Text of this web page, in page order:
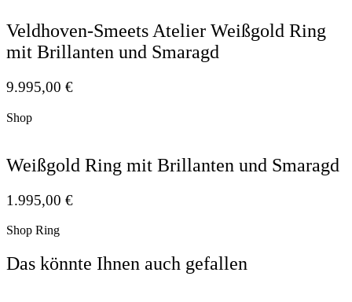
Veldhoven-Smeets Atelier Weißgold Ring
mit Brillanten und Smaragd
9.995,00 €
Shop
Weißgold Ring mit Brillanten und Smaragd
1.995,00 €
Shop Ring
Das könnte Ihnen auch gefallen